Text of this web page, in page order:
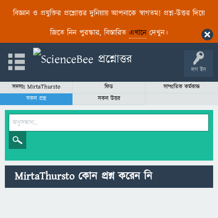
বিজ্ঞান ও প্রযুক্তির প্রশ্নোত্তর দুনিয়ায় আপনাকে স্বাগতম! প্রশ্ন-উত্তর দিয়ে
জিতে নিন পুরস্কার, বিস্তারিত এখানেদেখুন।
লগ ইন
সদস্যঃ MirtaThursto ফিড
সাম্প্রতিক কর্মকান্ড
সকল প্রশ্ন
সকল উত্তর
MirtaThursto কোন প্রশ্ন করেন নি